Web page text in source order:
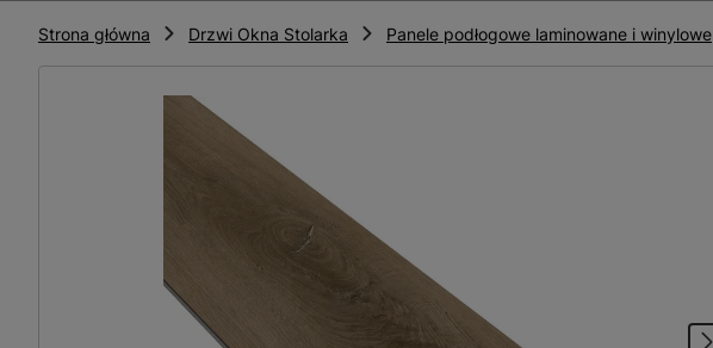
Strona główna Drzwi Okna Stolarka Panele podłogowe laminowane i winylowe